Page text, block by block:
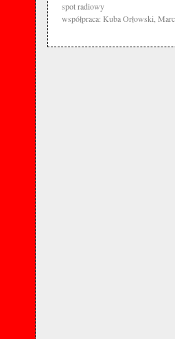
spot radiowy
współpraca: Kuba Orłowski,